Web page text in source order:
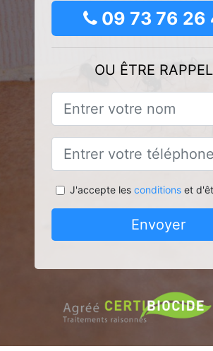
09 73 76 26
OU ÊTRE
J'accepte les conditionset
Envoyer